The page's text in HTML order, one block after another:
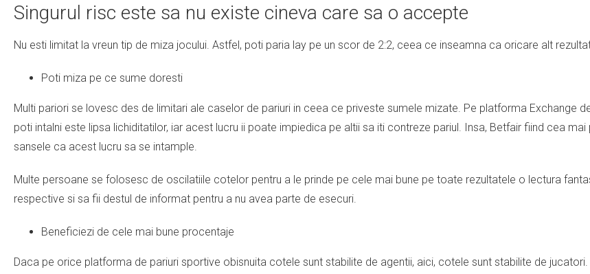
Singurul risc este sa nu existe cineva care sa o accepte
Nu esti limitat la vreun tip de miza jocului. Astfel, poti paria lay pe un scor de 2:2, ceea ce inseamna ca oricare alt
Poti miza pe ce sume doresti
Multi pariori se lovesc des de limitari ale caselor de pariuri in ceea ce priveste sumele mizate. Pe platforma Exchange
poti intalni este lipsa lichiditatilor, iar acest lucru ii poate impiedica pe altii sa iti contreze pariul. Insa, Betfair fiind cea
sansele ca acest lucru sa se intample.
Multe persoane se folosesc de oscilatiile cotelor pentru a le prinde pe cele mai bune pe toate rezultatele o lectura
respective si sa fii destul de informat pentru a nu avea parte de esecuri.
Beneficiezi de cele mai bune procentaje
Daca pe orice platforma de pariuri sportive obisnuita cotele sunt stabilite de agentii, aici, cotele sunt stabilite de